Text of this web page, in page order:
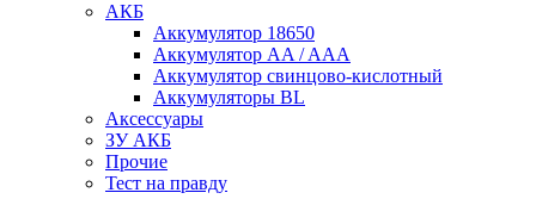
АКБ
Аккумулятор 18650
Аккумулятор AA / AAA
Аккумулятор свинцово-кислотный
Аккумуляторы BL
Аксессуары
ЗУ АКБ
Прочие
Тест на правду